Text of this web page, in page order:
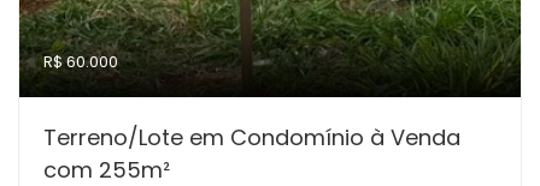
R$ 60.000
Terreno/Lote em Condomínio à Venda
com 255m²